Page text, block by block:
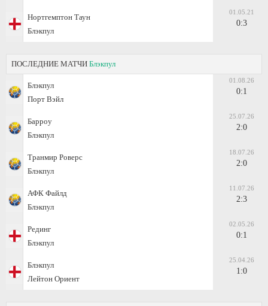
Нортгемптон Таун
Блэкпул
01.05.21
0:3
ПОСЛЕДНИЕ МАТЧИ Блэкпул
Блэкпул
Порт Вэйл
01.08.26
0:1
Барроу
Блэкпул
25.07.26
2:0
Транмир Роверс
Блэкпул
18.07.26
2:0
АФК Файлд
Блэкпул
11.07.26
2:3
Рединг
Блэкпул
02.05.26
0:1
Блэкпул
Лейтон Ориент
25.04.26
1:0